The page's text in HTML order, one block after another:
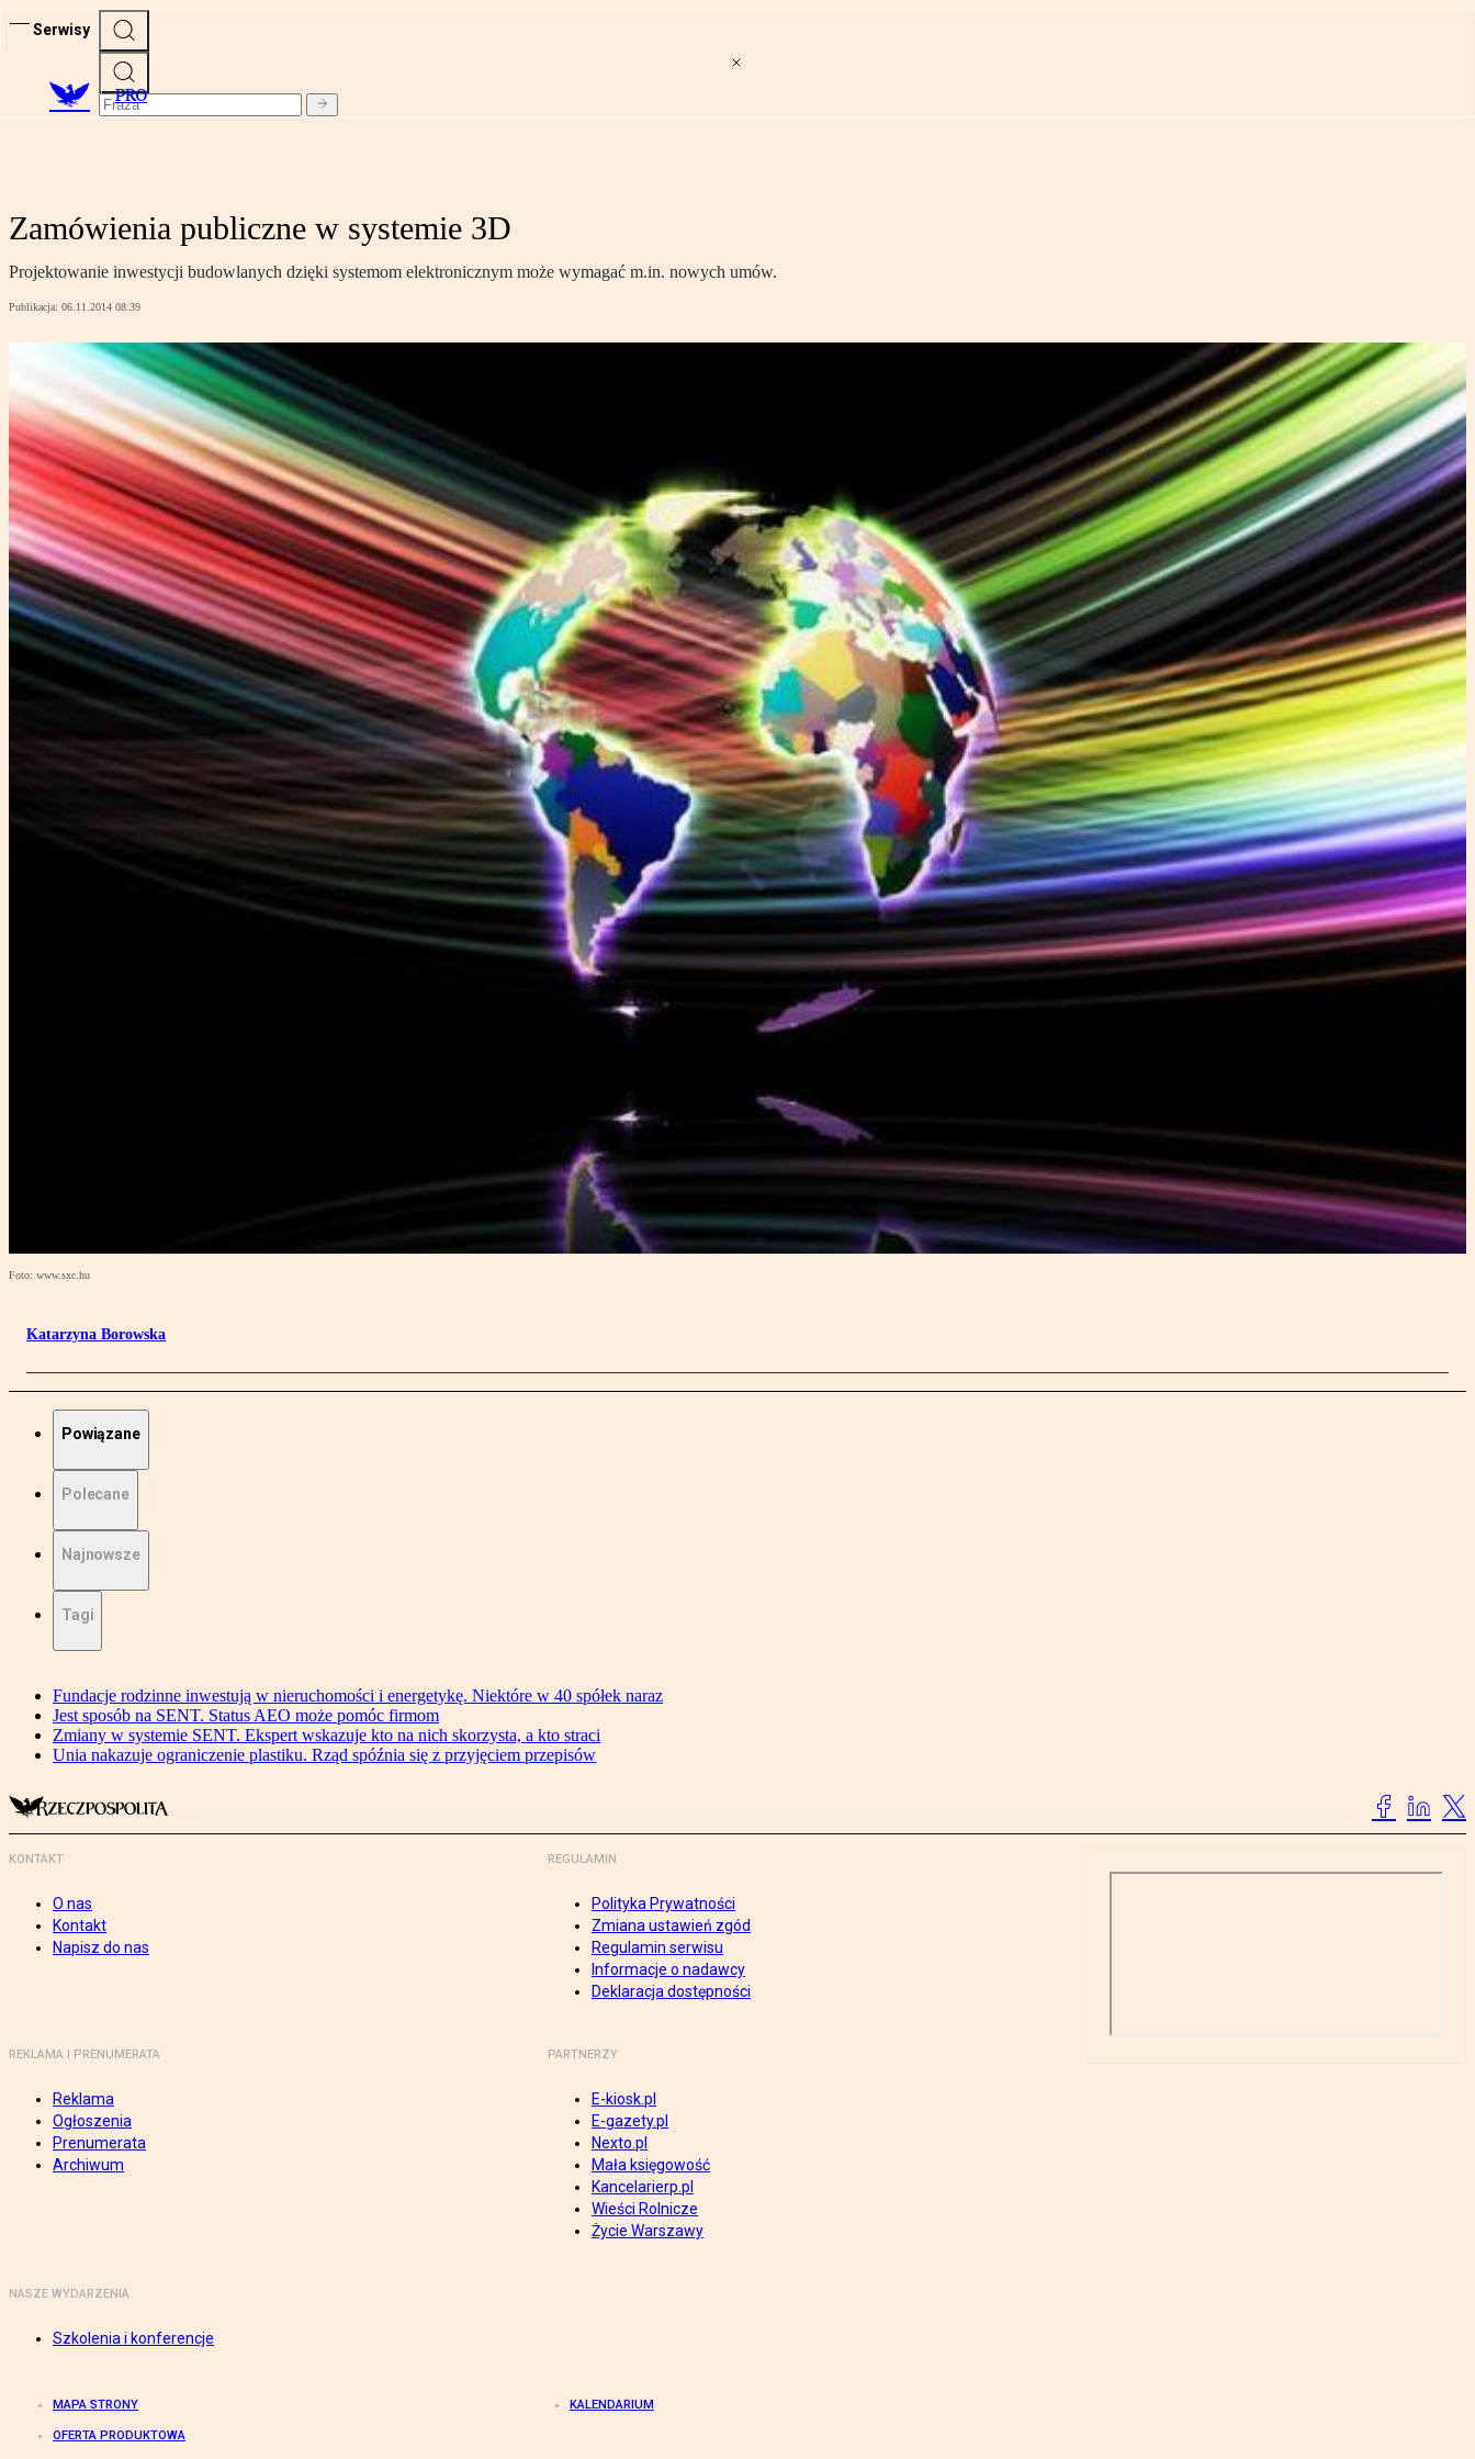
Serwisy
PRO
Zamówienia publiczne w systemie 3D
Projektowanie inwestycji budowlanych dzięki systemom elektronicznym może wymagać m.in. nowych umów.
Publikacja: 06.11.2014 08:39
Foto: www.sxc.hu
Katarzyna Borowska
Powiązane
Polecane
Najnowsze
Tagi
Fundacje rodzinne inwestują w nieruchomości i energetykę. Niektóre w 40 spółek naraz
Jest sposób na SENT. Status AEO może pomóc firmom
Zmiany w systemie SENT. Ekspert wskazuje kto na nich skorzysta, a kto straci
Unia nakazuje ograniczenie plastiku. Rząd spóźnia się z przyjęciem przepisów
KONTAKT
O nas
Kontakt
Napisz do nas
REGULAMIN
Polityka Prywatności
Zmiana ustawień zgód
Regulamin serwisu
Informacje o nadawcy
Deklaracja dostępności
REKLAMA I PRENUMERATA
Reklama
Ogłoszenia
Prenumerata
Archiwum
PARTNERZY
E-kiosk.pl
E-gazety.pl
Nexto.pl
Mała księgowość
Kancelarierp.pl
Wieści Rolnicze
Życie Warszawy
NASZE WYDARZENIA
Szkolenia i konferencje
MAPA STRONY KALENDARIUM
OFERTA PRODUKTOWA